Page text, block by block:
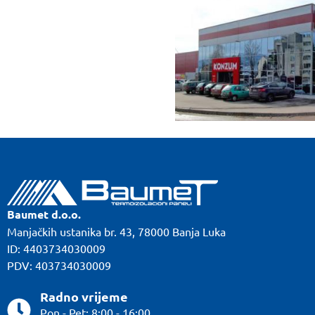
Baumet d.o.o.
Manjačkih ustanika br. 43, 78000 Banja Luka
ID: 4403734030009
PDV: 403734030009
Radno vrijeme
Pon - Pet: 8:00 - 16:00